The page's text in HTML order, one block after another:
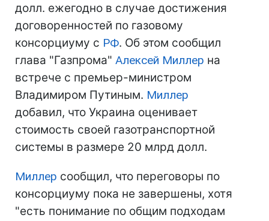
долл. ежегодно в случае достижения
договоренностей по газовому
консорциуму с РФ. Об этом сообщил
глава "Газпрома" Алексей Миллер на
встрече с премьер-министром
Владимиром Путиным. Миллер
добавил, что Украина оценивает
стоимость своей газотранспортной
системы в размере 20 млрд долл.
Миллер сообщил, что переговоры по
консорциуму пока не завершены, хотя
"есть понимание по общим подходам